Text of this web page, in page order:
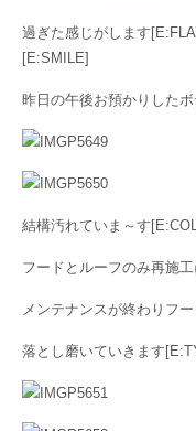
過ぎた感じがします
[E:SMILE]
昨日の午後お預かりした
結構汚れていま～す
フードとルーフのみ再施
メンテナンスが終わりフ
落とし磨いていきます